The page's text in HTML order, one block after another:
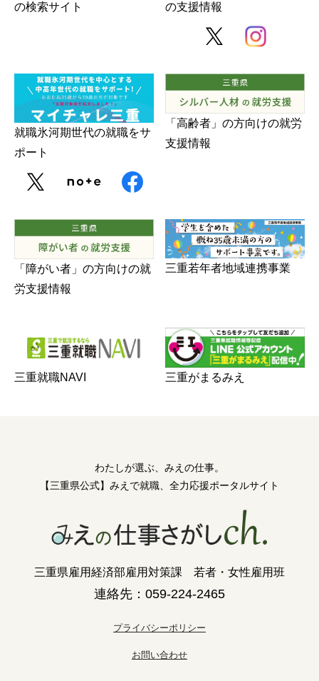
の検索サイト
の支援情報
就職氷河期世代の就職をサ
ポート
「高齢者」の方向けの就労
支援情報
「障がい者」の方向けの就
労支援情報
三重若年者地域連携事業
三重就職NAVI 三重がまるみえ
わたしが選ぶ、みえの仕事。
【三重県公式】みえで就職、全力応援ポータルサイト
三重県雇用経済部雇用対策課 若者・女性雇用班
連絡先：059-224-2465
プライバシーポリシー
お問い合わせ